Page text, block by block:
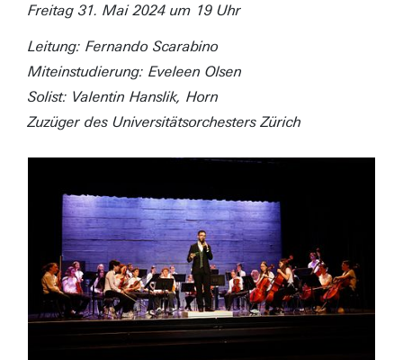
Freitag 31. Mai 2024 um 19 Uhr
Leitung: Fernando Scarabino
Miteinstudierung: Eveleen Olsen
Solist: Valentin Hanslik, Horn
Zuzüger des Universitätsorchesters Zürich